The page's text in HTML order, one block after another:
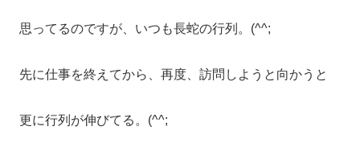
思ってるのですが、いつも長蛇の行列。(^^;
先に仕事を終えてから、再度、訪問しようと向かうと
更に行列が伸びてる。(^^;